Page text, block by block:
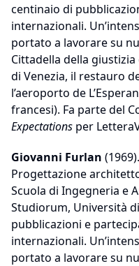
centinaio di
internazionali.
portato a lavorare su
Cittadella della
di Venezia, il restauro
l’aeroporto de
francesi). Fa parte del
Expectations per
Giovanni Furlan
Progettazione
Scuola di Ingegneria e
Studiorum, Università
pubblicazioni e
internazionali.
portato a lavorare su